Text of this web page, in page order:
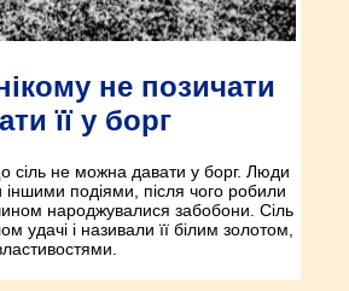
не позичати
її у борг
сіль не можна давати у борг. Люди
іншими подіями, після чого робили
народжувалися забобони. Сіль
удачі і називали її білим золотом,